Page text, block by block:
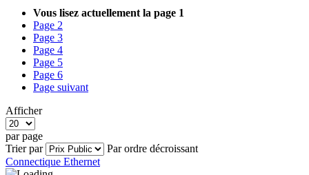
Vous lisez actuellement la page 1
Page 2
Page 3
Page 4
Page 5
Page 6
Page suivant
Afficher
par page
Trier par
Par ordre décroissant
Connectique Ethernet